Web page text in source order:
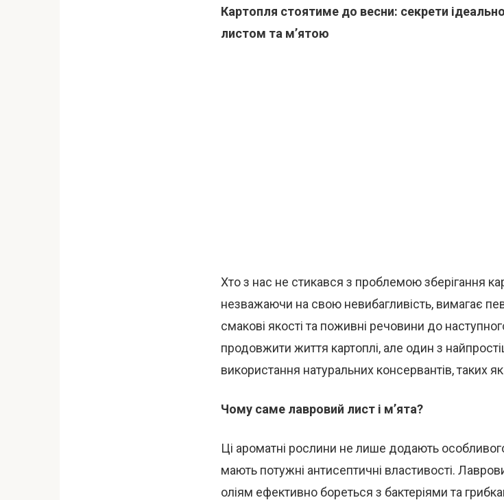
Картопля стоятиме до весни: секрети
листом та м’ятою
Хто з нас не стикався з проблемою зберігання
незважаючи на свою невибагливість, вимагає
смакові якості та поживні речовини до
продовжити життя картоплі, але один з
використання натуральних консервантів, таких
Чому саме лавровий лист і м’ята?
Ці ароматні рослини не лише додають
мають потужні антисептичні властивості.
оліям ефективно бореться з бактеріями та